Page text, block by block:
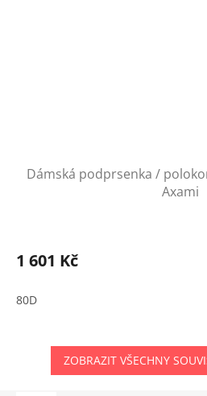
Dámská podprsenka /
Axami
1 601 Kč
80D
ZOBRAZIT VŠECHNY